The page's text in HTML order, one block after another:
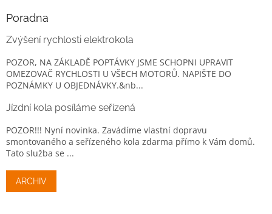
Poradna
Zvýšení rychlosti elektrokola
POZOR, NA ZÁKLADĚ POPTÁVKY JSME SCHOPNI UPRAVIT
OMEZOVAČ RYCHLOSTI U VŠECH MOTORŮ. NAPIŠTE DO
POZNÁMKY U OBJEDNÁVKY.&nb...
Jízdní kola posíláme seřízená
POZOR!!! Nyní novinka. Zavádíme vlastní dopravu
smontovaného a seřízeného kola zdarma přímo k Vám domů.
Tato služba se ...
ARCHIV